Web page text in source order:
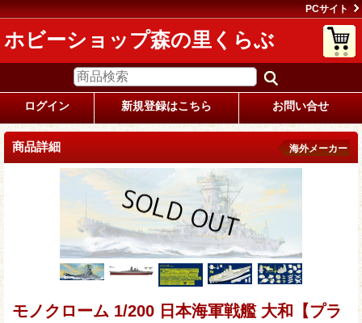
PCサイト
ホビーショップ森の里くらぶ
ログイン 新規登録はこちら お問い合せ
商品詳細 海外メーカー
モノクローム 1/200 日本海軍戦艦 大和【プラ